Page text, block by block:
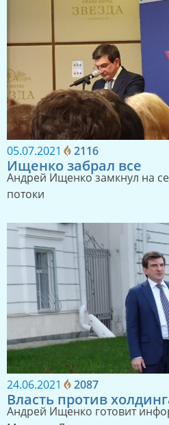
Сморозился
Антон Морозов «слил»
05.07.2021 2116
Ищенко забрал все
Андрей Ищенко замкнул на
потоки